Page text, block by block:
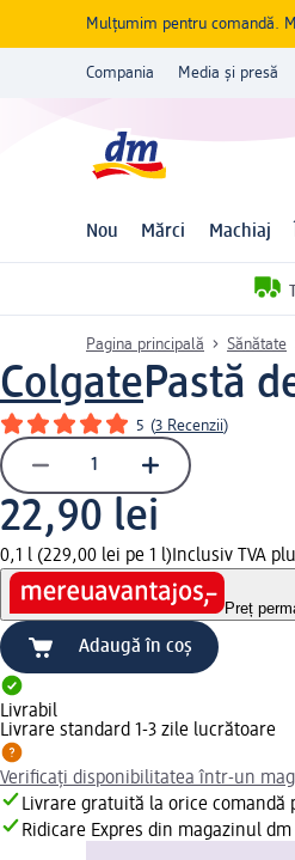
Mulțumim pentru comandă.
Compania Media și presă
Nou Mărci Machiaj
Pagina principală Sănătate
ColgatePastă
5 (3 Recenzii)
22,90 lei
0,1 l (229,00 lei pe 1 l) Inclusiv TVA
Preț
Adaugă în coș
Livrabil
Livrare standard 1-3 zile lucrătoare
Verificați disponibilitatea într-un
Livrare gratuită la orice comandă
Ridicare Expres din magazinul